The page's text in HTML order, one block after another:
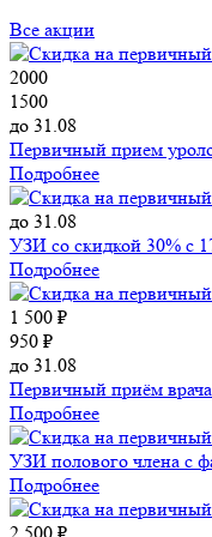
Все акции
2000
1500
до 31.08
Первичный прием
Подробнее
до 31.08
УЗИ со скидкой 30% с
Подробнее
1 500 ₽
950 ₽
до 31.08
Первичный приём
Подробнее
УЗИ полового члена с
Подробнее
2 500 ₽